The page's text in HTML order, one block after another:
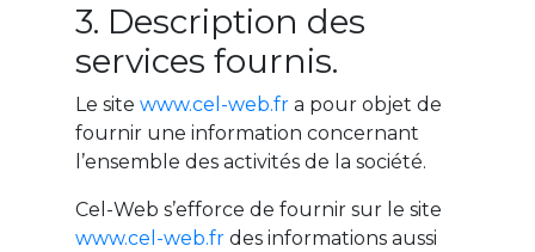
3. Description des
services fournis.
Le site www.cel-web.fr a pour objet de
fournir une information concernant
l’ensemble des activités de la société.
Cel-Web s’efforce de fournir sur le site
www.cel-web.fr des informations aussi